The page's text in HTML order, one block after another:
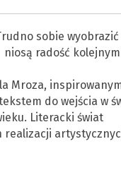
sobie wyobrazić
radość kolejnym
Mroza,
do wejścia w
Literacki świat
realizacji